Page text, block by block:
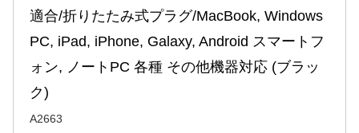
適合/折りたたみ式プラグ/MacBook, Windows
PC, iPad, iPhone, Galaxy, Android スマートフ
ォン, ノートPC 各種 その他機器対応 (ブラッ
ク)
A2663